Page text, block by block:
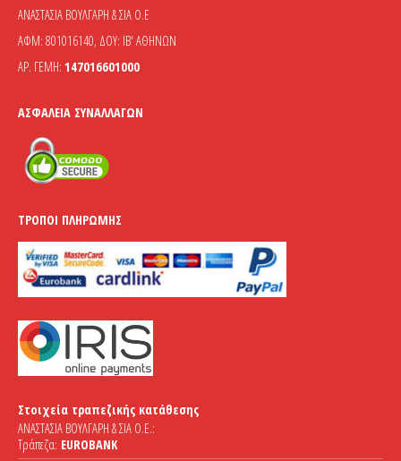
ΑΝΑΣΤΑΣΙΑ ΒΟΥΛΓΑΡΗ & ΣΙΑ Ο.Ε
ΑΦΜ: 801016140, ΔΟΥ: ΙΒ' ΑΘΗΝΩΝ
ΑΡ. ΓΕΜΗ: 147016601000
ΑΣΦΆΛΕΙΑ ΣΥΝΑΛΛΑΓΏΝ
ΤΡΌΠΟΙ ΠΛΗΡΩΜΉΣ
Στοιχεία τραπεζικής κατάθεσης
ΑΝΑΣΤΑΣΙΑ ΒΟΥΛΓΑΡΗ & ΣΙΑ Ο.Ε.:
Τράπεζα: EUROBANK